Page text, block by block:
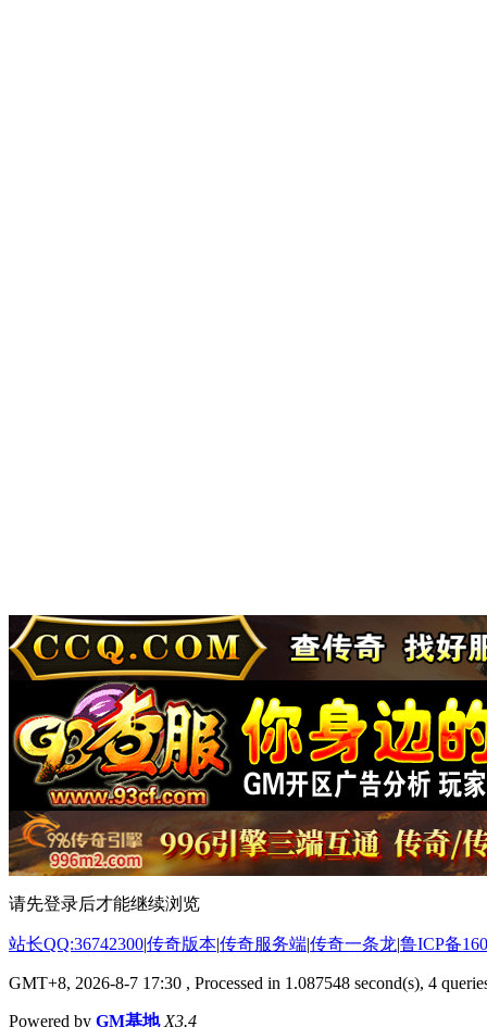
请先登录后才能继续浏览
站长QQ:36742300|传奇版本|传奇服务端|传奇一条龙|鲁ICP备
GMT+8, 2026-8-7 17:30 , Processed in 1.087548 second(s), 4
Powered by GM基地 X3.4